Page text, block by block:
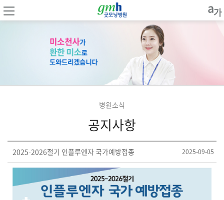
병원소식
공지사항
2025-2026절기 인플루엔자 국가예방접종 2025-09-05